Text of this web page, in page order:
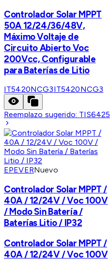
Controlador Solar MPPT
50A 12/24/36/48V,
Máximo Voltaje de
Circuito Abierto Voc
200Vcc, Configurable
para Baterías de Litio
IT5420NCG3IT5420NCG3
Reemplazo sugerido: TIS6425
EPEVERNuevo
Controlador Solar MPPT /
40A / 12/24V / Voc 100V
/ Modo Sin Batería /
Baterías Litio / IP32
Controlador Solar MPPT /
40A / 12/24V / Voc 100V